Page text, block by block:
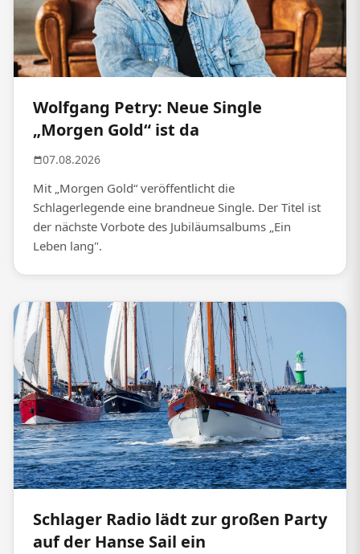
Wolfgang Petry: Neue Single
„Morgen Gold“ ist da
07.08.2026
Mit „Morgen Gold“ veröffentlicht die
Schlagerlegende eine brandneue Single. Der Titel ist
der nächste Vorbote des Jubiläumsalbums „Ein
Leben lang".
Schlager Radio lädt zur großen Party
auf der Hanse Sail ein